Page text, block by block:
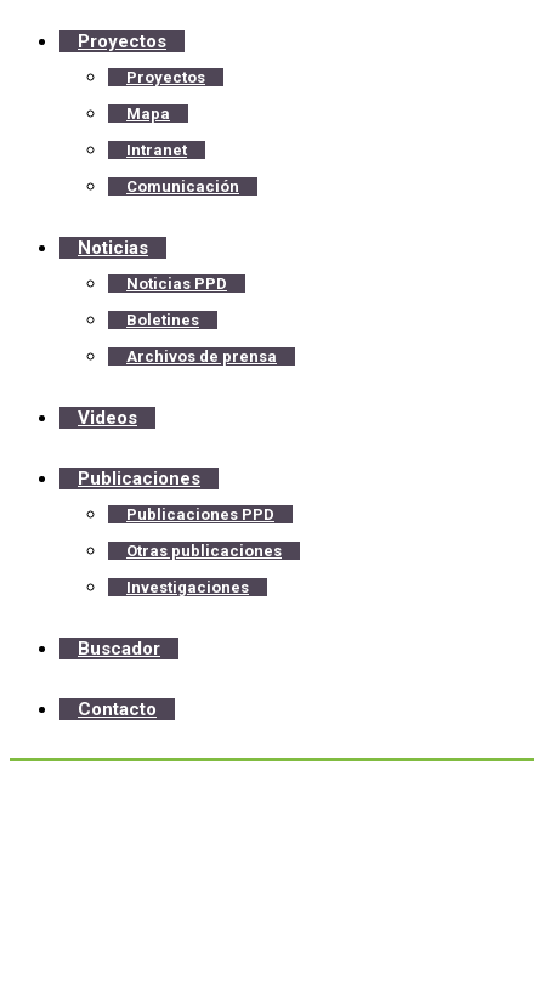
Proyectos
Proyectos
Mapa
Intranet
Comunicación
Noticias
Noticias PPD
Boletines
Archivos de prensa
Videos
Publicaciones
Publicaciones PPD
Otras publicaciones
Investigaciones
Buscador
Contacto